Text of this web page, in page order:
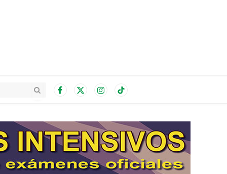
Facebook
X
InstagramTikTok